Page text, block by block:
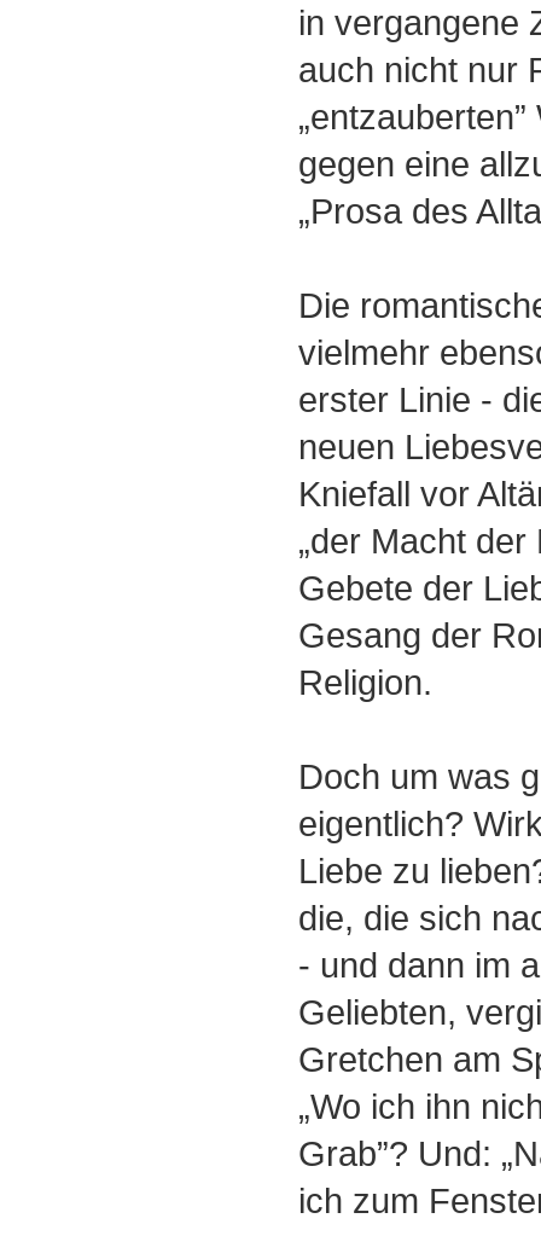
in vergangene
auch nicht nur
gegen eine
„Prosa des
Die
vielmehr
erster Linie -
neuen
Kniefall vor
„der Macht der
Gebete der
Gesang der
Religion.
Doch um was
eigentlich?
Liebe zu
die, die sich
- und dann im
Geliebten,
Gretchen am
„Wo ich ihn
Grab”? Und:
ich zum